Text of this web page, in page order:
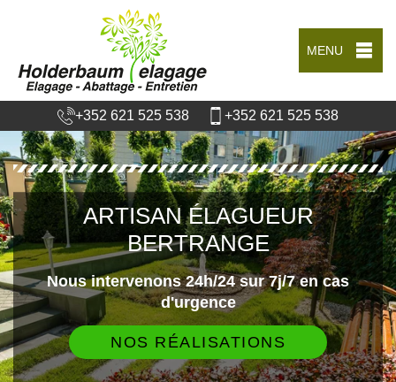
MENU
+352 621 525 538 +352 621 525 538
ARTISAN ÉLAGUEUR
BERTRANGE
Nous intervenons 24h/24 sur 7j/7 en cas
d'urgence
NOS RÉALISATIONS